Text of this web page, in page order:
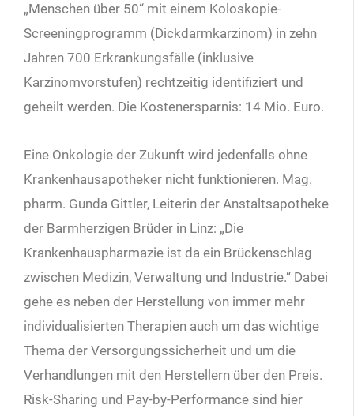
„Menschen über 50“ mit einem Koloskopie-
Screeningprogramm (Dickdarmkarzinom) in zehn
Jahren 700 Erkrankungsfälle (inklusive
Karzinomvorstufen) rechtzeitig identifiziert und
geheilt werden. Die Kostenersparnis: 14 Mio. Euro.
Eine Onkologie der Zukunft wird jedenfalls ohne
Krankenhausapotheker nicht funktionieren. Mag.
pharm. Gunda Gittler, Leiterin der Anstaltsapotheke
der Barmherzigen Brüder in Linz: „Die
Krankenhauspharmazie ist da ein Brückenschlag
zwischen Medizin, Verwaltung und Industrie.“ Dabei
gehe es neben der Herstellung von immer mehr
individualisierten Therapien auch um das wichtige
Thema der Versorgungssicherheit und um die
Verhandlungen mit den Herstellern über den Preis.
Risk-Sharing und Pay-by-Performance sind hier